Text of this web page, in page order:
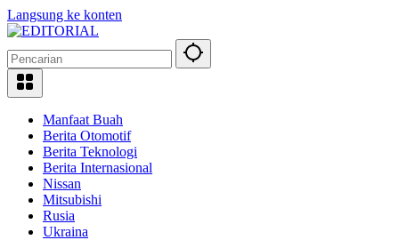
Langsung ke konten
Manfaat Buah
Berita Otomotif
Berita Teknologi
Berita Internasional
Nissan
Mitsubishi
Rusia
Ukraina